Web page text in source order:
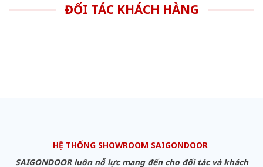
ĐỐI TÁC KHÁCH HÀNG
HỆ THỐNG SHOWROOM SAIGONDOOR
SAIGONDOOR luôn nỗ lực mang đến cho đối tác và khách